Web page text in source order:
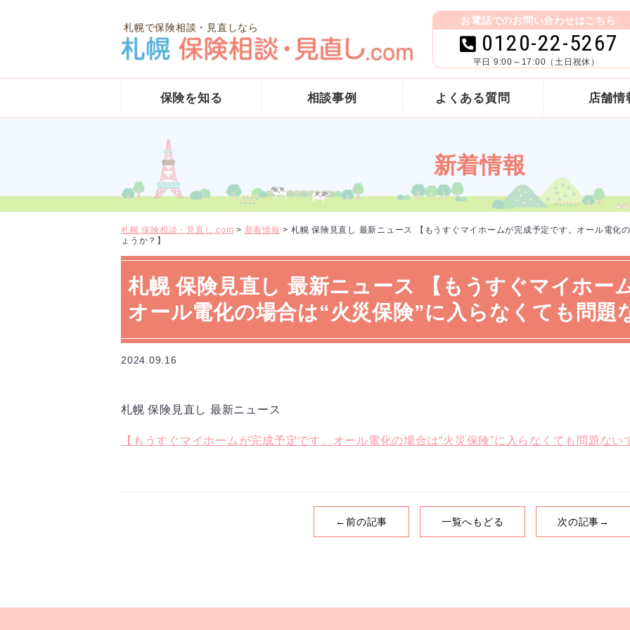
札幌で保険相談・見直しなら
お電話でのお問い合わせはこちら
0120-22-5267
平日 9:00～17:00（土日祝休）
保険を知る 相談事例 よくある質問 店舗情
新着情報
札幌 保険相談・見直し.com > 新着情報 > 札幌 保険見直し 最新ニュース 【もうすぐマイホームが完成予定です。オール電化
ょうか？】
札幌 保険見直し 最新ニュース 【もうすぐマイホー
オール電化の場合は“火災保険”に入らなくても問題
2024.09.16
札幌 保険見直し 最新ニュース
【もうすぐマイホームが完成予定です。オール電化の場合は“火災保険”に入らなくても問題ない
←前の記事 一覧へもどる 次の記事→